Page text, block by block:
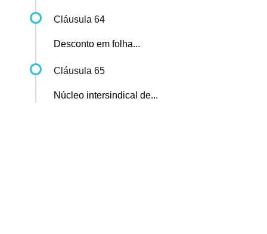
Cláusula 64
Desconto em folha...
Cláusula 65
Núcleo intersindical de...